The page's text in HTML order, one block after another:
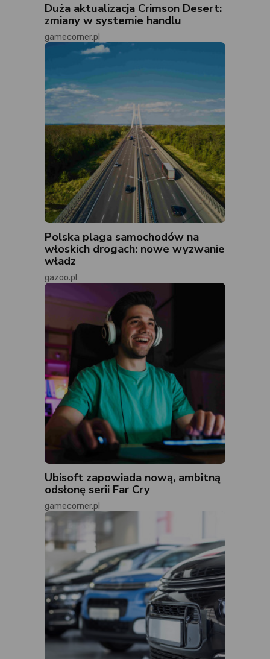
Duża aktualizacja Crimson Desert:
zmiany w systemie handlu
gamecorner.pl
Polska plaga samochodów na
włoskich drogach: nowe wyzwanie
władz
gazoo.pl
Ubisoft zapowiada nową, ambitną
odsłonę serii Far Cry
gamecorner.pl